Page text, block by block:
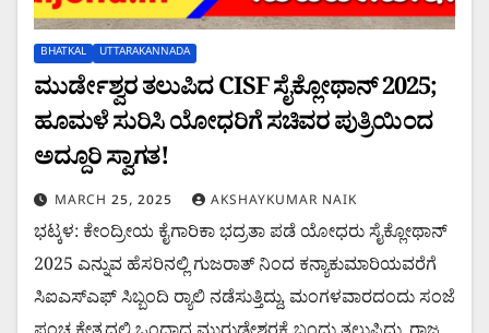
BHATKAL UTTARAKANNADA
ಮುರ್ಡೇಶ್ವರ ತಲುಪಿದ CISF ಸೈಕ್ಲೋಥಾನ್ 2025;
ಹೂಮಳೆ ಸುರಿಸಿ ಯೋಧರಿಗೆ ಸಚಿವರ ಪುತ್ರಿಯಿಂದ
ಅದ್ದೂರಿ ಸ್ವಾಗತ!
MARCH 25, 2025 AKSHAYKUMAR NAIK
ಭಟ್ಕಳ: ಕೇಂದ್ರೀಯ ಕೈಗಾರಿಕಾ ಭದ್ರತಾ ಪಡೆ ಯೋಧರು ಸೈಕ್ಲೋಥಾನ್
2025 ಎನ್ನುವ ಹೆಸರಿನಲ್ಲಿ ಗುಜರಾತ್ ನಿಂದ ಕನ್ಯಾಕುಮಾರಿಯವರೆಗೆ
ಸಿಐಎಸ್ಎಫ್ ಸಿಬ್ಬಂದಿ ರ್‍ಯಾಲಿ ನಡೆಸುತ್ತಿದ್ದು, ಮಂಗಳವಾರದಂದು ಸಂಜೆ